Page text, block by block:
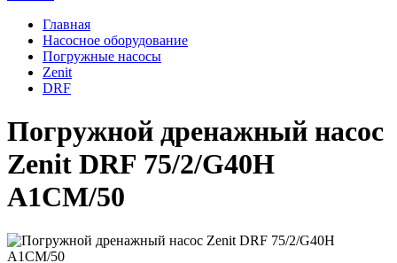
Главная
Насосное оборудование
Погружные насосы
Zenit
DRF
Погружной дренажный насос
Zenit DRF 75/2/G40H
A1CM/50